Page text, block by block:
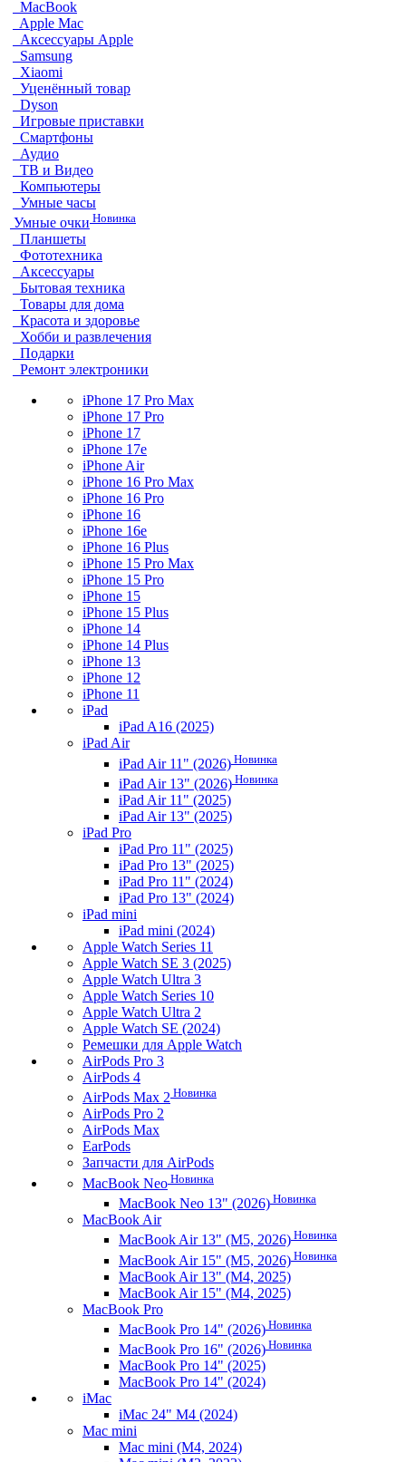
MacBook
Apple Mac
Аксессуары Apple
Samsung
Xiaomi
Уценённый товар
Dyson
Игровые приставки
Смартфоны
Аудио
ТВ и Видео
Компьютеры
Умные часы
Умные очки Новинка
Планшеты
Фототехника
Аксессуары
Бытовая техника
Товары для дома
Красота и здоровье
Хобби и развлечения
Подарки
Ремонт электроники
iPhone 17 Pro Max
iPhone 17 Pro
iPhone 17
iPhone 17e
iPhone Air
iPhone 16 Pro Max
iPhone 16 Pro
iPhone 16
iPhone 16e
iPhone 16 Plus
iPhone 15 Pro Max
iPhone 15 Pro
iPhone 15
iPhone 15 Plus
iPhone 14
iPhone 14 Plus
iPhone 13
iPhone 12
iPhone 11
iPad
iPad A16 (2025)
iPad Air
iPad Air 11" (2026) Новинка
iPad Air 13" (2026) Новинка
iPad Air 11" (2025)
iPad Air 13" (2025)
iPad Pro
iPad Pro 11" (2025)
iPad Pro 13" (2025)
iPad Pro 11" (2024)
iPad Pro 13" (2024)
iPad mini
iPad mini (2024)
Apple Watch Series 11
Apple Watch SE 3 (2025)
Apple Watch Ultra 3
Apple Watch Series 10
Apple Watch Ultra 2
Apple Watch SE (2024)
Ремешки для Apple Watch
AirPods Pro 3
AirPods 4
AirPods Max 2 Новинка
AirPods Pro 2
AirPods Max
EarPods
Запчасти для AirPods
MacBook Neo Новинка
MacBook Neo 13" (2026) Новинка
MacBook Air
MacBook Air 13" (M5, 2026) Новинка
MacBook Air 15" (M5, 2026) Новинка
MacBook Air 13" (M4, 2025)
MacBook Air 15" (M4, 2025)
MacBook Pro
MacBook Pro 14" (2026) Новинка
MacBook Pro 16" (2026) Новинка
MacBook Pro 14" (2025)
MacBook Pro 14" (2024)
iMac
iMac 24" M4 (2024)
Mac mini
Mac mini (M4, 2024)